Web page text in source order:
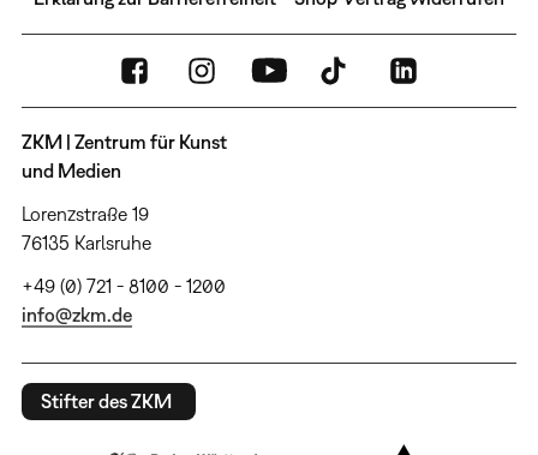
ZKM | Zentrum für Kunst
und Medien
Lorenzstraße 19
76135 Karlsruhe
+49 (0) 721 - 8100 - 1200
info@zkm.de
Stifter des ZKM